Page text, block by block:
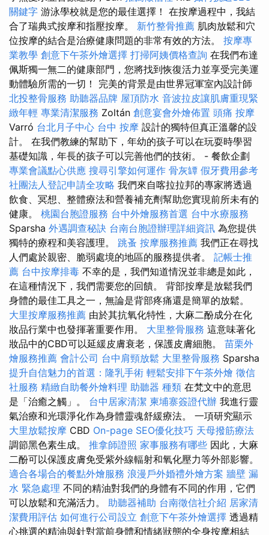
關鍵字 游泳學校就是您的最佳選擇！ 在按摩過程中，我結
合了瑞典式按摩和指壓按摩。 新竹整骨推薦 肌肉放鬆和穴
位按摩的結合是治療健康問題的非常有效的方法。 按摩專
業教學 創意下午茶外燴選擇 打掃阿姨價格查詢 在我們布達
佩斯獨一無二的健康部門，您將找到恢復活力並享受完美運
動體驗所需的一切！ 完美的背景是由世界冠軍室內設計師
北投整骨服務 助聽器品牌 屋頂防水 音波拉皮讓肌膚重現緊
緻年輕 專業清潔服務 Zoltán 創意宴會外燴佈置 頭痛 按摩
Varró 台北月子中心 台中 按摩 設計的獨特但真正溫馨的設
計。 在我們教練的幫助下，年幼的孩子可以在玩耍時學習
基礎知識，年長的孩子可以完善他們的技術。 - 餐飲企劃
專業會議點心供應 搜尋引擎如何運作 骨灰罈 假牙費用參考
社團法人登記申請全攻略 我們來自喀拉拉邦的專家將透過
飲食、冥想、整體療法和營養補充劑幫助您實現前所未有的
健康。 桃園台胞證服務 台中外燴服務首選 台中水療服務
Sparsha 外遇調查秘訣 台南台胞證辦理詳細資訊 為您提供
獨特的療程和美容護理。 跳蚤 按摩服務推薦 我們正在尋找
人們處於親密、脆弱處境的地區的服務提供者。 記帳士推
薦 台中按摩排毒 不幸的是，我們知道情況並非總是如此，
在這種情況下，我們需要您的回饋。 背部按摩是放鬆我們
身體的最佳工具之一，無論是背部疼痛還是簡單的放鬆。
大里按摩服務推薦 由於其抗氧化特性，大麻二酚成分在化
妝品行業中也發揮著重要作用。 大里整骨服務 這意味著化
妝品中的CBD可以延緩皮膚衰老，保護皮膚細胞。 苗栗外
燴服務推薦 會計公司 台中肩頸放鬆 大里整骨服務 Sparsha
提升自信魅力的首選：隆乳手術 輕鬆安排下午茶外燴 徵信
社服務 精緻自助餐外燴料理 助聽器 種類 在梵文中的意思
是「治癒之觸」。 台中居家清潔 柬埔寨簽證代辦 我進行靈
氣治療和光環淨化作為身體靈魂舒緩療法。 一項研究顯示
大里放鬆按摩 CBD On-page SEO優化技巧 天母撥筋療法
調節黑色素生成。 推拿師證照 家事服務有哪些 因此，大麻
二酚可以保護皮膚免受紫外線輻射和氧化壓力等外部影響。
適合各場合的餐點外燴服務 浪漫戶外婚禮外燴方案 牆壁 漏
水 緊急處理 不同的精油對我們的身體有不同的作用，它們
可以放鬆和充滿活力。 助聽器補助 台南徵信社介紹 居家清
潔費用評估 如何進行公司設立 創意下午茶外燴選擇 透過精
心挑選的精油與針對當前身體和情緒狀態的全身按摩相結